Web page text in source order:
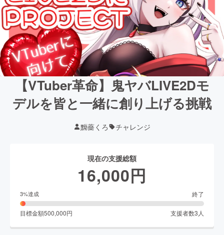
【VTuber革命】鬼ヤバLIVE2Dモ
デルを皆と一緒に創り上げる挑戦
黝薔くろ チャレンジ
現在の支援総額
16,000円
3%達成 終了
目標金額500,000円 支援者数3 人